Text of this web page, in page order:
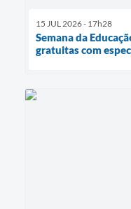
15 JUL 2026 - 17h28
Semana da
gratuitas com